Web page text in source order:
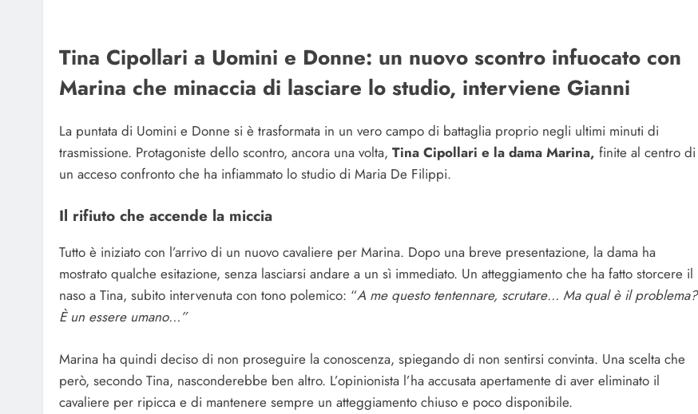
Tina Cipollari a Uomini e Donne: un nuovo scontro infuocato con
Marina che minaccia di lasciare lo studio, interviene Gianni
La puntata di Uomini e Donne si è trasformata in un vero campo di battaglia proprio negli ultimi minuti di
trasmissione. Protagoniste dello scontro, ancora una volta, Tina Cipollari e la dama Marina, finite al centro di
un acceso confronto che ha infiammato lo studio di Maria De Filippi.
Il rifiuto che accende la miccia
Tutto è iniziato con l’arrivo di un nuovo cavaliere per Marina. Dopo una breve presentazione, la dama ha
mostrato qualche esitazione, senza lasciarsi andare a un sì immediato. Un atteggiamento che ha fatto storcere il
naso a Tina, subito intervenuta con tono polemico: “A me questo tentennare, scrutare… Ma qual è il problema?
È un essere umano…”
Marina ha quindi deciso di non proseguire la conoscenza, spiegando di non sentirsi convinta. Una scelta che
però, secondo Tina, nasconderebbe ben altro. L’opinionista l’ha accusata apertamente di aver eliminato il
cavaliere per ripicca e di mantenere sempre un atteggiamento chiuso e poco disponibile.